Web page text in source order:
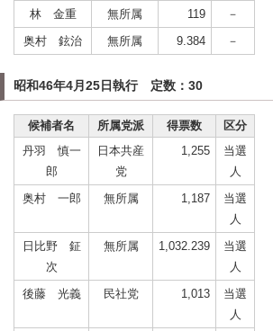
林 金重
無所属 119
－
奥村 鉉治
無所属 9.384 －
昭和46年4月25日執行 定数：30
候補者名 所属党派 得票数
区分
丹羽 慎一
郎
日本共産
党
1,255
当選
人
奥村 一郎
無所属 1,187
当選
人
日比野 鉦
次
無所属 1,032.239
当選
人
後藤 光義
民社党 1,013
当選
人